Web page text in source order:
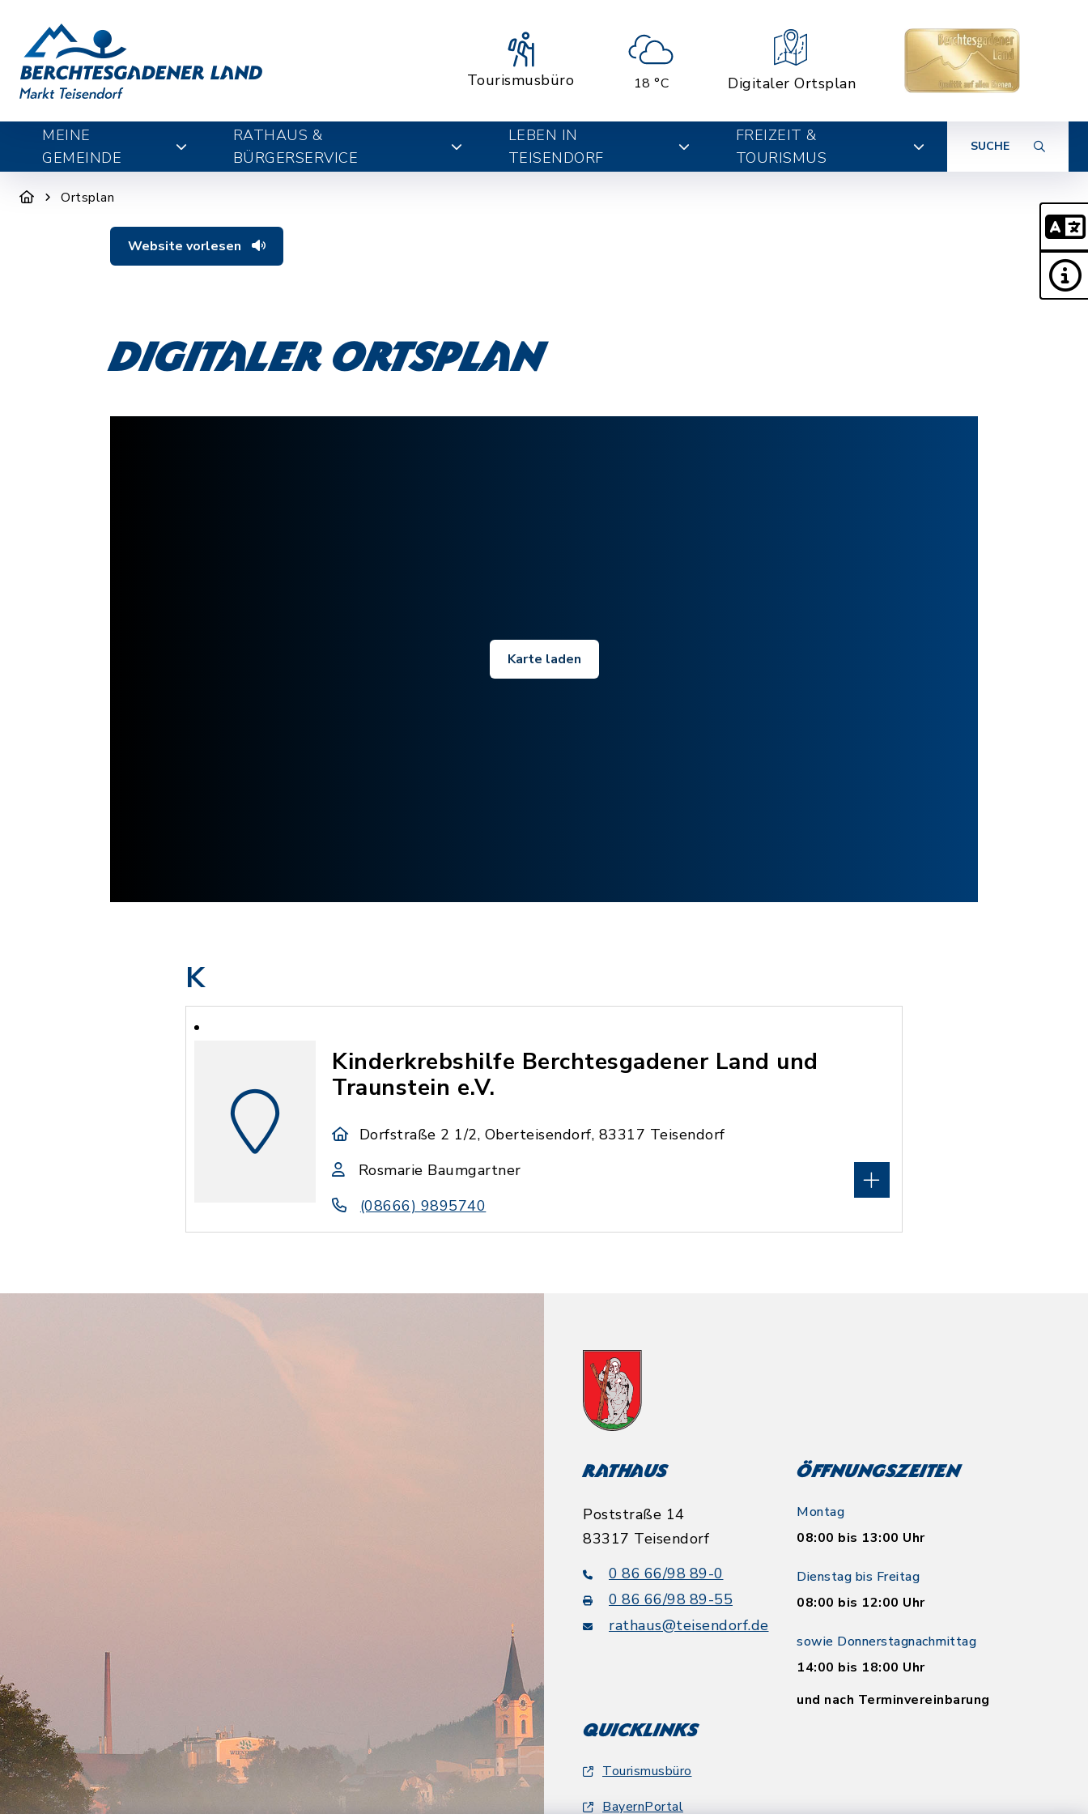
Tourismusbüro 18 °C Digitaler Ortsplan
MEINE
GEMEINDE
RATHAUS &
BÜRGERSERVICE
LEBEN IN
TEISENDORF
FREIZEIT &
TOURISMUS
SUCHE
Ortsplan
Website vorlesen
Digitaler Ortsplan
Karte laden
K
Kinderkrebshilfe Berchtesgadener Land und
Traunstein e.V.
Dorfstraße 2 1/2, Oberteisendorf, 83317 Teisendorf
Rosmarie Baumgartner
(08666) 9895740
Rathaus
Poststraße 14
83317 Teisendorf
0 86 66/98 89-0
0 86 66/98 89-55
rathaus@teisendorf.de
Öffnungszeiten
Montag
08:00 bis 13:00 Uhr
Dienstag bis Freitag
08:00 bis 12:00 Uhr
sowie Donnerstagnachmittag
14:00 bis 18:00 Uhr
und nach Terminvereinbarung
Quicklinks
Tourismusbüro
BayernPortal